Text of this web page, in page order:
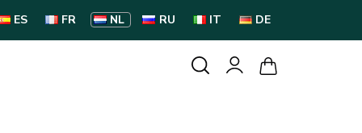
ES FR NL RU IT DE